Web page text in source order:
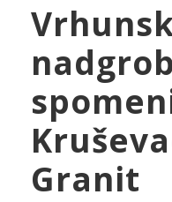
Granit